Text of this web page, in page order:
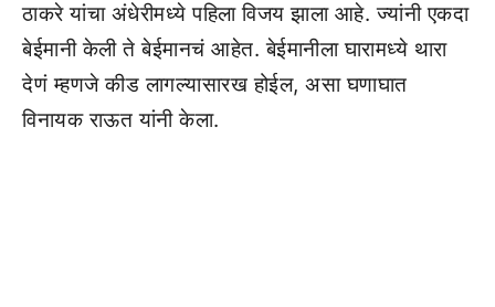
ठाकरे यांचा अंधेरीमध्ये पहिला विजय झाला आहे. ज्यांनी एकदा
बेईमानी केली ते बेईमानचं आहेत. बेईमानीला घारामध्ये थारा
देणं म्हणजे कीड लागल्यासारख होईल, असा घणाघात
विनायक राऊत यांनी केला.